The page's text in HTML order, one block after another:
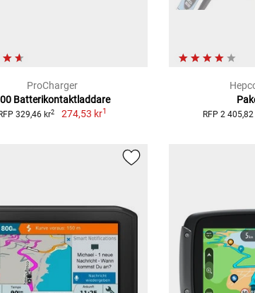
ProCharger
Batterikontaktladdare
329,46 kr2 274,53 kr1 RFP 2